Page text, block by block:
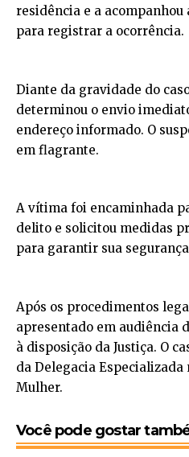
residência e a
para registrar a ocorrência.
Diante da gravidade do
determinou o envio
endereço informado. O
em flagrante.
A vítima foi encaminhada
delito e solicitou medidas
para garantir sua
Após os procedimentos
apresentado em audiência
à disposição da Justiça. O
da Delegacia
Mulher.
Você pode gostar